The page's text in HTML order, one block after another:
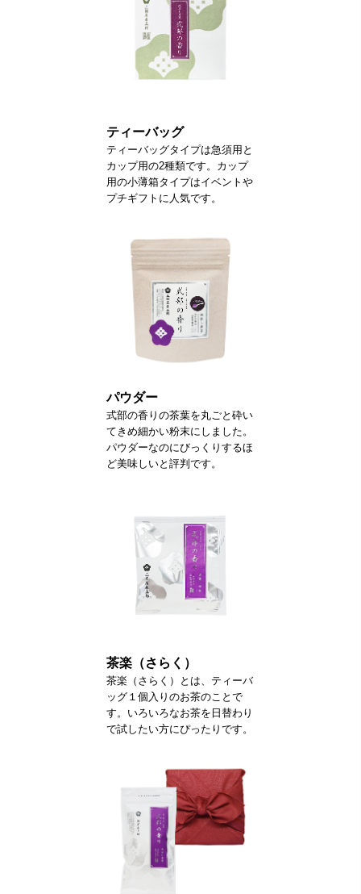
ティーバッグ
ティーバッグタイプは急須用と
カップ用の2種類です。カップ
用の小薄箱タイプはイベントや
プチギフトに人気です。
パウダー
式部の香りの茶葉を丸ごと砕い
てきめ細かい粉末にしました。
パウダーなのにびっくりするほ
ど美味しいと評判です。
茶楽（さらく）
茶楽（さらく）とは、ティーバ
ッグ１個入りのお茶のことで
す。いろいろなお茶を日替わり
で試したい方にぴったりです。